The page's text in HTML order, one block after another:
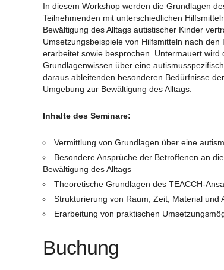
In diesem Workshop werden die Grundlagen
Teilnehmenden mit unterschiedlichen
Bewältigung des Alltags autistischer Kinder
Umsetzungsbeispiele von Hilfsmitteln nach den
erarbeitet sowie besprochen. Untermauert wird
Grundlagenwissen über eine
daraus ableitenden besonderen Bedürfnisse
Umgebung zur Bewältigung des Alltags.
Inhalte des Seminare:
Vermittlung von Grundlagen über eine
Besondere Ansprüche der Betroffenen an
Bewältigung des Alltags
Theoretische Grundlagen des TEACCH-
Strukturierung von Raum, Zeit, Material und
Erarbeitung von praktischen
Buchung